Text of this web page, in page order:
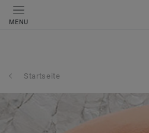
MENU
Startseite